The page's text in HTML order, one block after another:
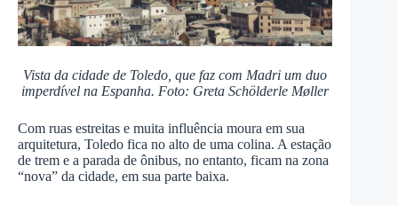
Vista da cidade de Toledo, que faz com Madri um duo
imperdível na Espanha. Foto: Greta Schölderle Møller
Com ruas estreitas e muita influência moura em sua
arquitetura, Toledo fica no alto de uma colina. A estação
de trem e a parada de ônibus, no entanto, ficam na zona
“nova” da cidade, em sua parte baixa.